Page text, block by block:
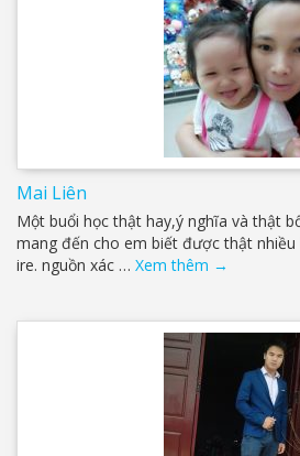
Mai Liên
Một buổi học thật hay,ý nghĩa và thật
mang đến cho em biết được thật
ire. nguồn xác … Xem thêm →